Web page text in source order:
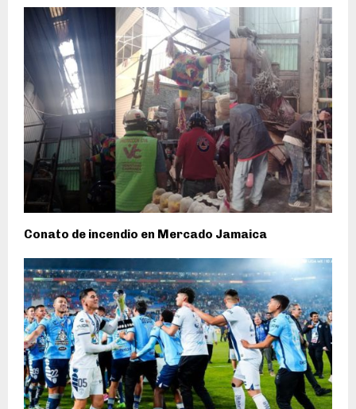
Conato de incendio en Mercado Jamaica